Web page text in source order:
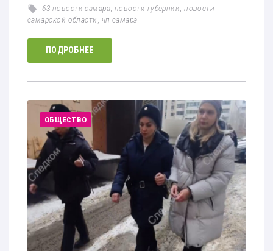
63 новости самара ,новости губернии ,новости
самарской области
чп самара
ПОДРОБНЕЕ
ОБЩЕСТВО